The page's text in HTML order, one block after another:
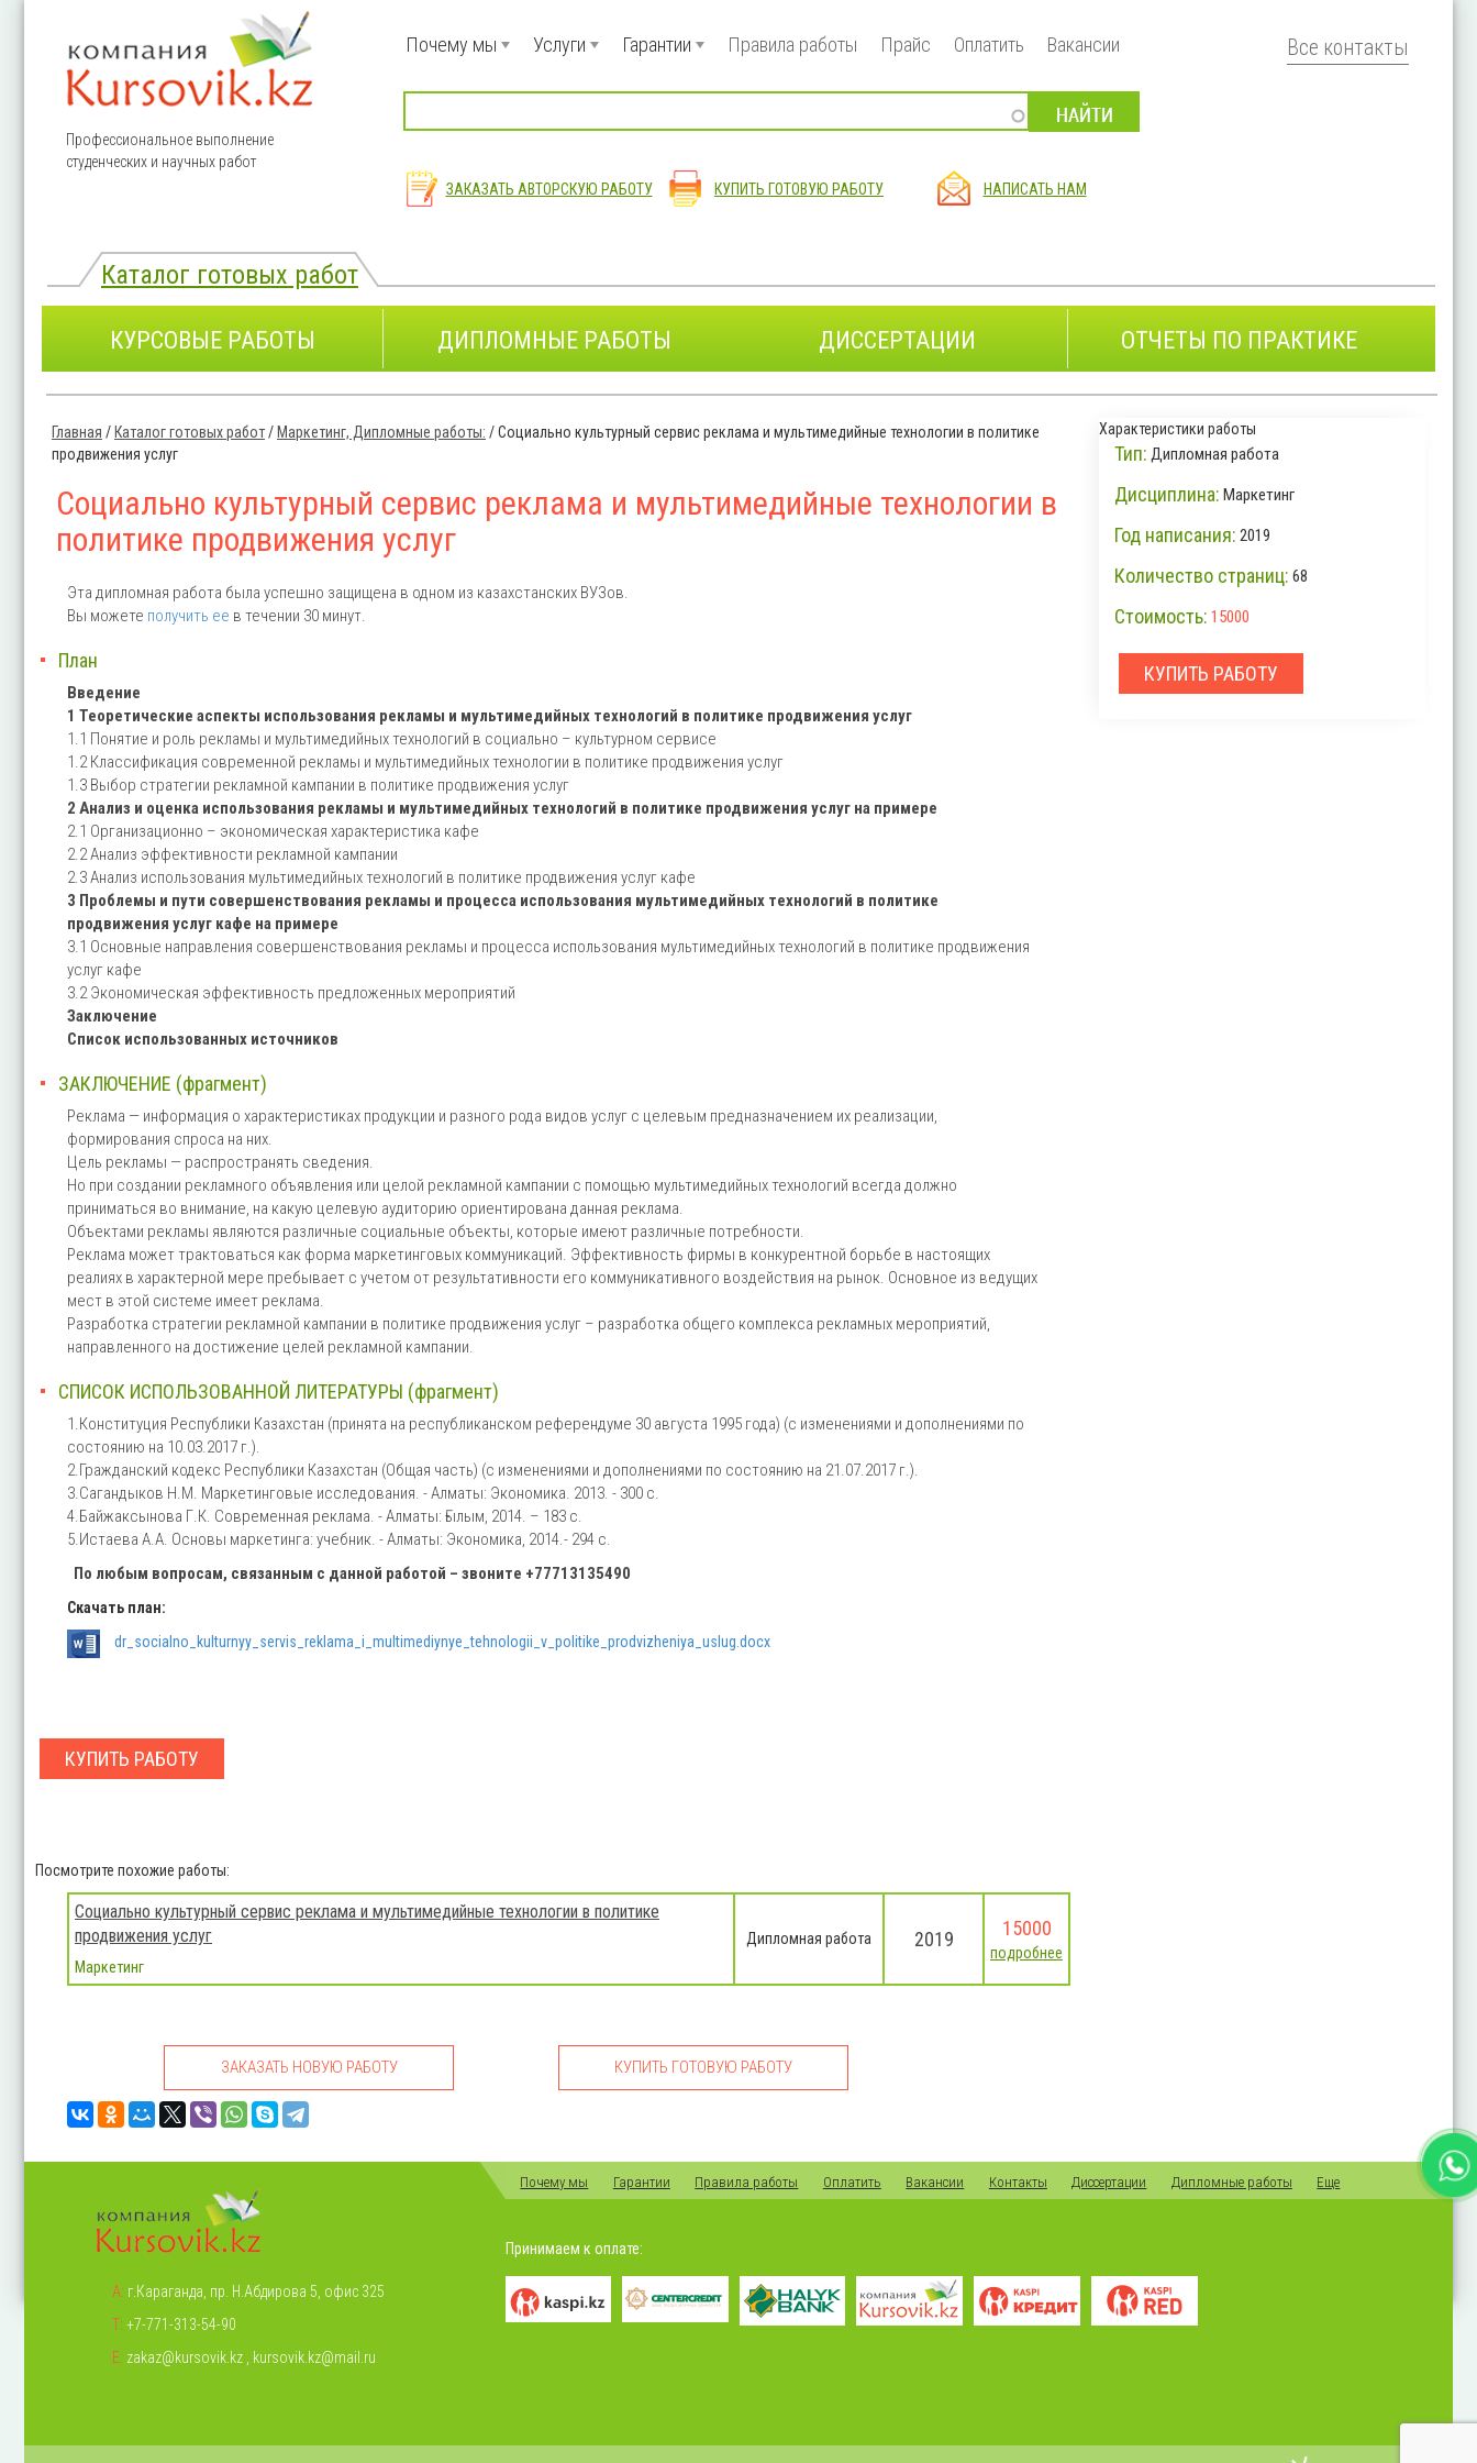
Профессиональное выполнение
студенческих и научных работ
Почему мы Услуги Гарантии Правила работы Прайс Оплатить Вакансии
ЗАКАЗАТЬ АВТОРСКУЮ РАБОТУ КУПИТЬ ГОТОВУЮ РАБОТУ НАПИСАТЬ НАМ
Все контакты
Каталог готовых работ
КУРСОВЫЕ РАБОТЫ ДИПЛОМНЫЕ РАБОТЫ ДИССЕРТАЦИИ ОТЧЕТЫ ПО ПРАКТИКЕ
Вы здесь
Главная / Каталог готовых работ/ Маркетинг, Дипломные работы: /Социально культурный сервис реклама и мультимедийные технологии в политике
продвижения услуг
Социально культурный сервис реклама и мультимедийные технологии в
политике продвижения услуг
Эта дипломная работа была успешно защищена в одном из казахстанских ВУЗов.
Вы можете получить ее в течении 30 минут.
План
Введение
1 Теоретические аспекты использования рекламы и мультимедийных технологий в политике продвижения услуг
1.1 Понятие и роль рекламы и мультимедийных технологий в социально – культурном сервисе
1.2 Классификация современной рекламы и мультимедийных технологии в политике продвижения услуг
1.3 Выбор стратегии рекламной кампании в политике продвижения услуг
2 Анализ и оценка использования рекламы и мультимедийных технологий в политике продвижения услуг на примере
2.1 Организационно – экономическая характеристика кафе
2.2 Анализ эффективности рекламной кампании
2.3 Анализ использования мультимедийных технологий в политике продвижения услуг кафе
3 Проблемы и пути совершенствования рекламы и процесса использования мультимедийных технологий в политике
продвижения услуг кафе на примере
3.1 Основные направления совершенствования рекламы и процесса использования мультимедийных технологий в политике продвижения
услуг кафе
3.2 Экономическая эффективность предложенных мероприятий
Заключение
Список использованных источников
ЗАКЛЮЧЕНИЕ (фрагмент)
Реклама — информация о характеристиках продукции и разного рода видов услуг с целевым предназначением их реализации,
формирования спроса на них.
Цель рекламы — распространять сведения.
Но при создании рекламного объявления или целой рекламной кампании с помощью мультимедийных технологий всегда должно
приниматься во внимание, на какую целевую аудиторию ориентирована данная реклама.
Объектами рекламы являются различные социальные объекты, которые имеют различные потребности.
Реклама может трактоваться как форма маркетинговых коммуникаций. Эффективность фирмы в конкурентной борьбе в настоящих
реалиях в характерной мере пребывает с учетом от результативности его коммуникативного воздействия на рынок. Основное из ведущих
мест в этой системе имеет реклама.
Разработка стратегии рекламной кампании в политике продвижения услуг – разработка общего комплекса рекламных мероприятий,
направленного на достижение целей рекламной кампании.
СПИСОК ИСПОЛЬЗОВАННОЙ ЛИТЕРАТУРЫ (фрагмент)
1.Конституция Республики Казахстан (принята на республиканском референдуме 30 августа 1995 года) (с изменениями и дополнениями по
состоянию на 10.03.2017 г.).
2.Гражданский кодекс Республики Казахстан (Общая часть) (с изменениями и дополнениями по состоянию на 21.07.2017 г.).
3.Сагандыков Н.М. Маркетинговые исследования. - Алматы: Экономика. 2013. - 300 с.
4.Байжаксынова Г.К. Современная реклама. - Алматы: Ғылым, 2014. – 183 с.
5.Истаева А.А. Основы маркетинга: учебник. - Алматы: Экономика, 2014.- 294 с.
По любым вопросам, связанным с данной работой – звоните +77713135490
Скачать план:
dr_socialno_kulturnyy_servis_reklama_i_multimediynye_tehnologii_v_politike_prodvizheniya_uslug.docx
КУПИТЬ РАБОТУ
Посмотрите похожие работы:
Социально культурный сервис реклама и мультимедийные технологии в политике
продвижения услуг
Маркетинг
Дипломная работа 2019 15000
подробнее
ЗАКАЗАТЬ НОВУЮ РАБОТУ КУПИТЬ ГОТОВУЮ РАБОТУ
Характеристики работы
Тип: Дипломная работа
Дисциплина: Маркетинг
Год написания: 2019
Количество страниц: 68
Стоимость: 15000
КУПИТЬ РАБОТУ
А: г.Караганда, пр. Н.Абдирова 5, офис 325
Т: +7-771-313-54-90
Е: zakaz@kursovik.kz, kursovik.kz@mail.ru
Почему мы Гарантии Правила работы Оплатить Вакансии Контакты Диссертации Дипломные работы Еще
Принимаем к оплате: